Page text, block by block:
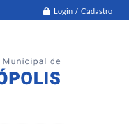
Login / Cadastro